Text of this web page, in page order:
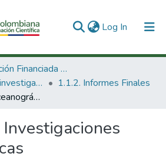
Log In (current)
1. Investigación Financiada con Recursos Públicos
1.1 Productos de investigación
1.1.2. Informes Finales
Investigaciones oceanográficas
Investigaciones